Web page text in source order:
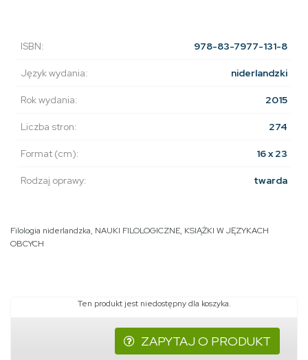
ISBN: 978-83-7977-131-8
Język wydania: niderlandzki
Rok wydania: 2015
Liczba stron: 274
Format (cm): 16 x 23
Rodzaj oprawy: twarda
Filologia niderlandzka, NAUKI FILOLOGICZNE, KSIĄŻKI W JĘZYKACH
OBCYCH
Ten produkt jest niedostępny dla koszyka.
ZAPYTAJ O PRODUKT